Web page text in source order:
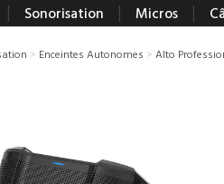
| Sonorisation | Micros |
> Enceintes Autonomes > Alto